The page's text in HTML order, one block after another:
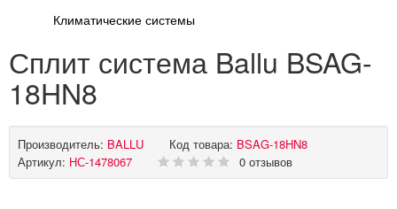
Климатические системы
Сплит система Ballu BSAG-
18HN8
Производитель: BALLU Код товара: BSAG-18HN8
Артикул: НС-1478067 0 отзывов